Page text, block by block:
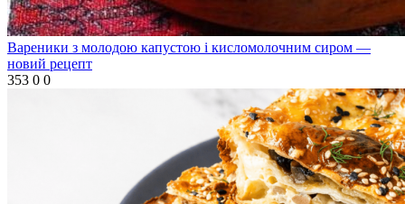
Вареники з молодою капустою і кисломолочним сиром —
новий рецепт
353 0 0